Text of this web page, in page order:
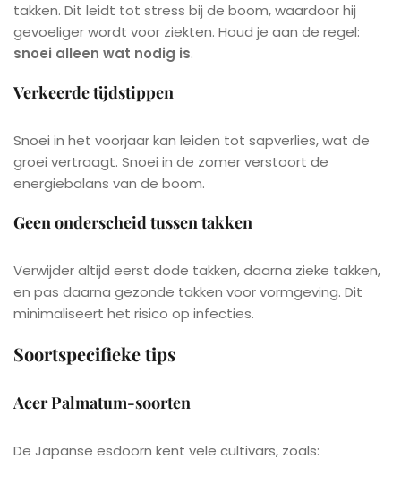
takken. Dit leidt tot stress bij de boom, waardoor hij
gevoeliger wordt voor ziekten. Houd je aan de regel:
snoei alleen wat nodig is.
Verkeerde tijdstippen
Snoei in het voorjaar kan leiden tot sapverlies, wat de
groei vertraagt. Snoei in de zomer verstoort de
energiebalans van de boom.
Geen onderscheid tussen takken
Verwijder altijd eerst dode takken, daarna zieke takken,
en pas daarna gezonde takken voor vormgeving. Dit
minimaliseert het risico op infecties.
Soortspecifieke tips
Acer Palmatum-soorten
De Japanse esdoorn kent vele cultivars, zoals: